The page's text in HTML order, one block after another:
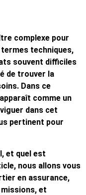
complexe pour
termes techniques,
souvent difficiles
de trouver la
Dans ce
comme un
dans cet
pertinent pour
et quel est
nous allons vous
en assurance,
et